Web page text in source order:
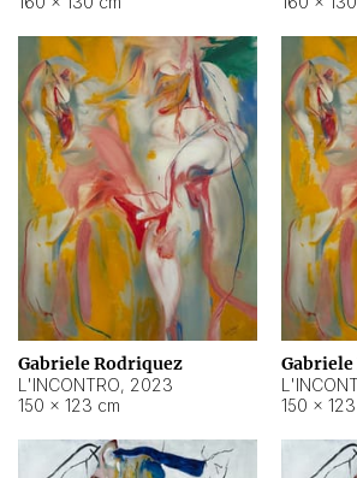
Gabriele Rodriquez
L'INCONTRO, 2023
150 × 123 cm
150 ×